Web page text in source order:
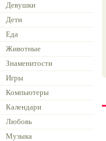
Девушки
Дети
Еда
Животные
Знаменитости
Игры
Компьютеры
Календари
Любовь
Музыка